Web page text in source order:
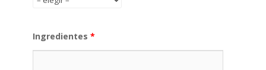
Ingredientes *